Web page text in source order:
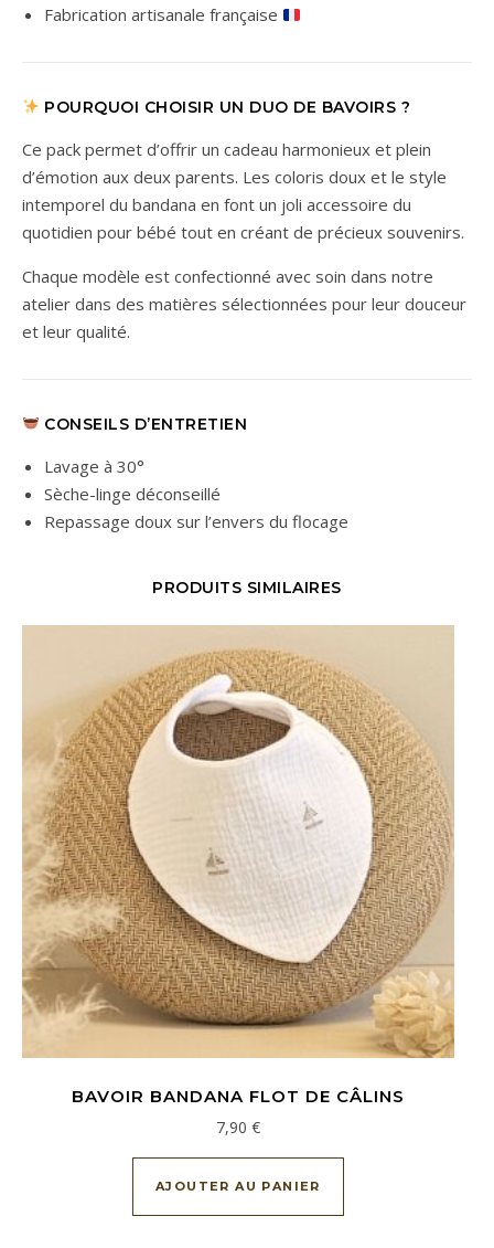
Fabrication artisanale française
POURQUOI CHOISIR UN DUO DE BAVOIRS ?
Ce pack permet d’offrir un cadeau harmonieux et plein
d’émotion aux deux parents. Les coloris doux et le style
intemporel du bandana en font un joli accessoire du
quotidien pour bébé tout en créant de précieux souvenirs.
Chaque modèle est confectionné avec soin dans notre
atelier dans des matières sélectionnées pour leur douceur
et leur qualité.
CONSEILS D’ENTRETIEN
Lavage à 30°
Sèche-linge déconseillé
Repassage doux sur l’envers du flocage
PRODUITS SIMILAIRES
BAVOIR BANDANA FLOT DE CÂLINS
7,90 €
AJOUTER AU PANIER